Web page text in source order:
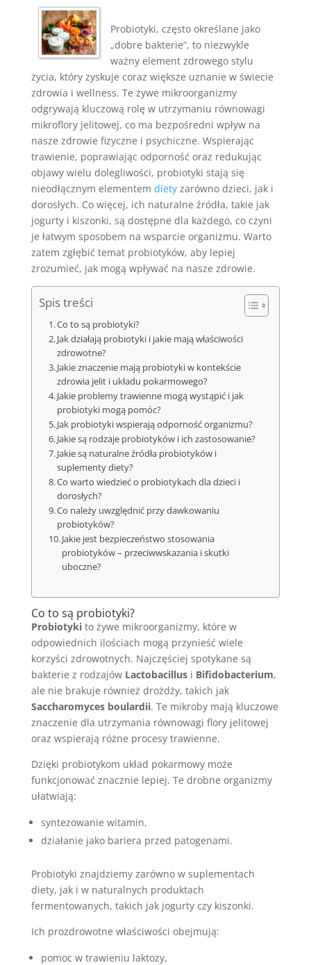
Probiotyki, często określane jako
„dobre bakterie”, to niezwykle
ważny element zdrowego stylu
życia, który zyskuje coraz większe uznanie w świecie
zdrowia i wellness. Te żywe mikroorganizmy
odgrywają kluczową rolę w utrzymaniu równowagi
mikroflory jelitowej, co ma bezpośredni wpływ na
nasze zdrowie fizyczne i psychiczne. Wspierając
trawienie, poprawiając odporność oraz redukując
objawy wielu dolegliwości, probiotyki stają się
nieodłącznym elementem dietyzarówno dzieci, jak i
dorosłych. Co więcej, ich naturalne źródła, takie jak
jogurty i kiszonki, są dostępne dla każdego, co czyni
je łatwym sposobem na wsparcie organizmu. Warto
zatem zgłębić temat probiotyków, aby lepiej
zrozumieć, jak mogą wpływać na nasze zdrowie.
Spis treści
Co to są probiotyki?
Jak działają probiotyki i jakie mają właściwości
zdrowotne?
Jakie znaczenie mają probiotyki w kontekście
zdrowia jelit i układu pokarmowego?
Jakie problemy trawienne mogą wystąpić i jak
probiotyki mogą pomóc?
Jak probiotyki wspierają odporność organizmu?
Jakie są rodzaje probiotyków i ich zastosowanie?
Jakie są naturalne źródła probiotyków i
suplementy diety?
Co warto wiedzieć o probiotykach dla dzieci i
dorosłych?
Co należy uwzględnić przy dawkowaniu
probiotyków?
Jakie jest bezpieczeństwo stosowania
probiotyków – przeciwwskazania i skutki
uboczne?
Co to są probiotyki?
Probiotykito żywe mikroorganizmy, które w
odpowiednich ilościach mogą przynieść wiele
korzyści zdrowotnych. Najczęściej spotykane są
bakterie z rodzajów Lactobacillusi Bifidobacterium,
ale nie brakuje również drożdży, takich jak
Saccharomyces boulardii. Te mikroby mają kluczowe
znaczenie dla utrzymania równowagi flory jelitowej
oraz wspierają różne procesy trawienne.
Dzięki probiotykom układ pokarmowy może
funkcjonować znacznie lepiej. Te drobne organizmy
ułatwiają:
syntezowanie witamin,
działanie jako bariera przed patogenami.
Probiotyki znajdziemy zarówno w suplementach
diety, jak i w naturalnych produktach
fermentowanych, takich jak jogurty czy kiszonki.
Ich prozdrowotne właściwości obejmują:
pomoc w trawieniu laktozy,